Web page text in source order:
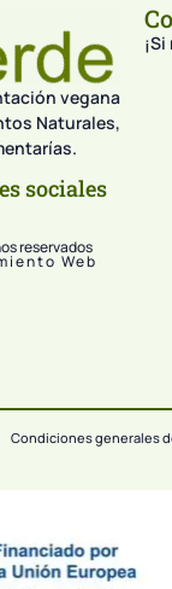
vegana
Naturales,
sociales
reservados
Web
Condiciones generales